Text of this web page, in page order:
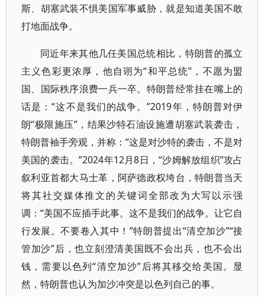
斯、胡塞武装不惧美国军事威胁，就是知道美国不敢
打地面战争。
同近年来其他几任美国总统相比，特朗普的孤立
主义色彩更浓厚，他自诩为“和平总统”，不愿为盟
国、国际秩序浪费一兵一卒。特朗普经常挂在嘴上的
话是：“这不是我们的战争。”2019年，特朗普对伊
朗“极限施压”，结果沙特石油设施遭胡塞武装袭击，
特朗普袖手旁观，并称：“这是对沙特的袭击，不是对
美国的袭击。”2024年12月8日，“沙姆解放组织”攻占
叙利亚首都大马士革，阿萨德政权垮台，特朗普当天
将其社交媒体推文的关键词全部改为大写以示强
调：“美国不应插手此事。这不是我们的战争。让它自
行发展。不要卷入其中！”特朗普提出“清空加沙”“接
管加沙”后，也立刻澄清美国既不会出兵，也不会出
钱，需要以色列“清空加沙”后将其移交给美国。显
然，特朗普也认为加沙冲突是以色列自己的事。